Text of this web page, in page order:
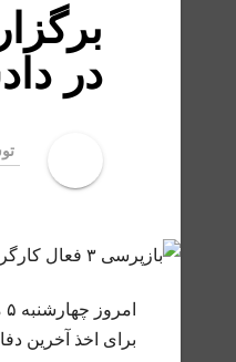
در
برای اخذ آخرین